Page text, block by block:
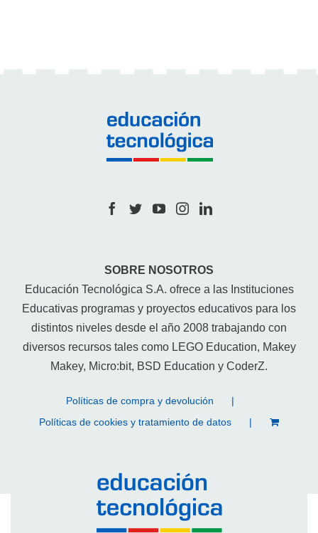
SOBRE NOSOTROS
Educación Tecnológica S.A. ofrece a las Instituciones
Educativas programas y proyectos educativos para los
distintos niveles desde el año 2008 trabajando con
diversos recursos tales como LEGO Education, Makey
Makey, Micro:bit, BSD Education y CoderZ.
Políticas de compra y devolución
Políticas de cookies y tratamiento de datos